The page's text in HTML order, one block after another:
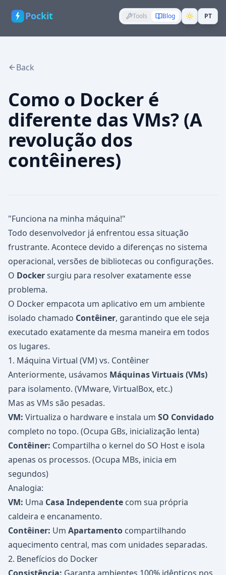
Pockit Tools Blog PT
Back
Como o Docker é
diferente das VMs? (A
revolução dos
contêineres)
"Funciona na minha máquina!"
Todo desenvolvedor já enfrentou essa situação
frustrante. Acontece devido a diferenças no sistema
operacional, versões de bibliotecas ou configurações.
O Dockersurgiu para resolver exatamente esse
problema.
O Docker empacota um aplicativo em um ambiente
isolado chamado Contêiner, garantindo que ele seja
executado exatamente da mesma maneira em todos
os lugares.
1. Máquina Virtual (VM) vs. Contêiner
Anteriormente, usávamos Máquinas Virtuais (VMs)
para isolamento. (VMware, VirtualBox, etc.)
Mas as VMs são pesadas.
VM: Virtualiza o hardware e instala um SO Convidado
completo no topo. (Ocupa GBs, inicialização lenta)
Contêiner: Compartilha o kernel do SO Host e isola
apenas os processos. (Ocupa MBs, inicia em
segundos)
Analogia:
VM: Uma Casa Independente com sua própria
caldeira e encanamento.
Contêiner: Um Apartamento compartilhando
aquecimento central, mas com unidades separadas.
2. Benefícios do Docker